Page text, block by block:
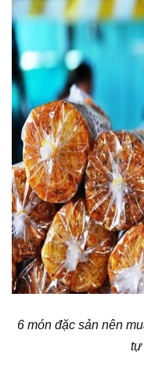
6 món đặc sản nên
tự